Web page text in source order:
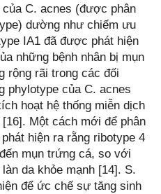
C. acnes (được phân
dường như chiếm ưu
IA1 đã được phát hiện
những bệnh nhân bị mụn
rộng rãi trong các đối
phylotype của C. acnes
hoạt hệ thống miễn dịch
Một cách mới để phân
hiện ra rằng ribotype 4
mụn trứng cá, so với
da khỏe mạnh [14]. S.
để ức chế sự tăng sinh